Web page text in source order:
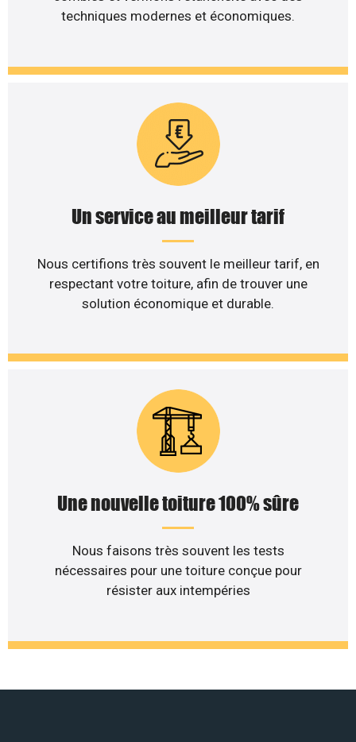
techniques modernes et économiques.
Un service au meilleur tarif
Nous certifions très souvent le meilleur tarif, en
respectant votre toiture, afin de trouver une
solution économique et durable.
Une nouvelle toiture 100% sûre
Nous faisons très souvent les tests
nécessaires pour une toiture conçue pour
résister aux intempéries